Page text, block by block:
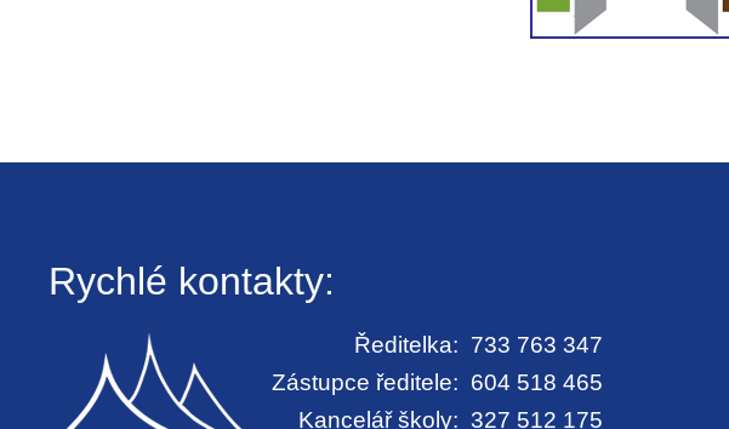
Rychlé kontakty:
Ředitelka: 733 763 347
Zástupce ředitele: 604 518 465
Kancelář školy: 327 512 175